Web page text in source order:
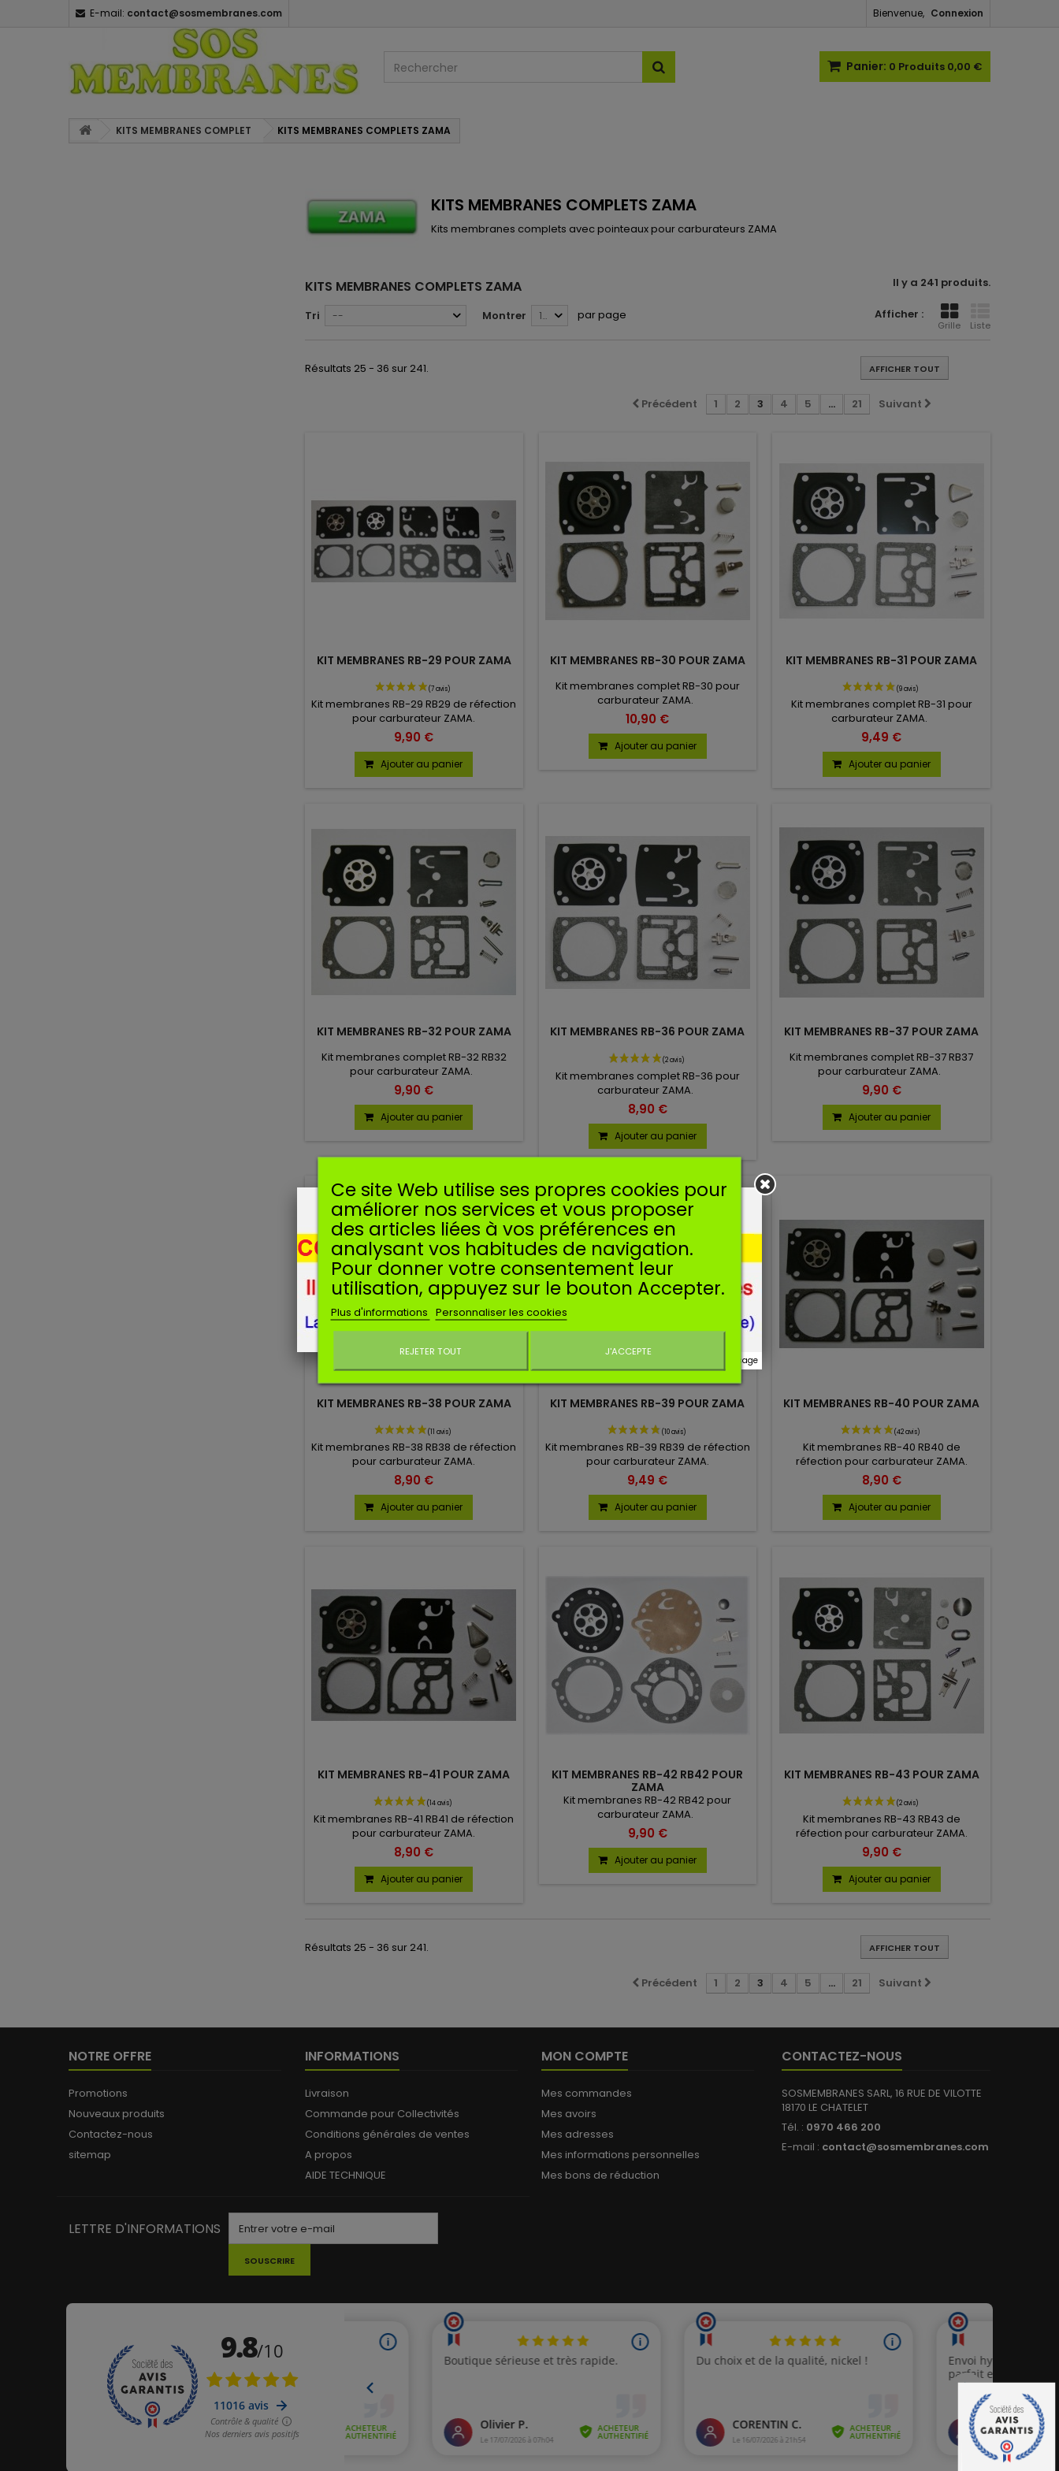
Bienvenue, Connexion
E-mail: contact@sosmembranes.com
Panier: 0 Produits 0,00 €
KITS MEMBRANES COMPLET KITS MEMBRANES COMPLETS ZAMA
KITS MEMBRANES COMPLETS ZAMA
Kits membranes complets avec pointeaux pour carburateurs ZAMA
KITS MEMBRANES COMPLETS ZAMA Il y a 241 produits.
Afficher :
Grille Liste
Tri -- Montrer 12 par page
AFFICHER TOUT
Précédent 1 2 3 4 5 ... 21 Suivant
Résultats 25 - 36 sur 241.
KIT MEMBRANES RB-29 POUR ZAMA
Kit membranes RB-29 RB29 de réfection
pour carburateur ZAMA.
9,90 €
Ajouter au panier
KIT MEMBRANES RB-30 POUR ZAMA
Kit membranes complet RB-30 pour
carburateur ZAMA.
10,90 €
Ajouter au panier
KIT MEMBRANES RB-31 POUR ZAMA
Kit membranes complet RB-31 pour
carburateur ZAMA.
9,49 €
Ajouter au panier
KIT MEMBRANES RB-32 POUR ZAMA
Kit membranes complet RB-32 RB32
pour carburateur ZAMA.
9,90 €
Ajouter au panier
KIT MEMBRANES RB-36 POUR ZAMA
Kit membranes complet RB-36 pour
carburateur ZAMA.
8,90 €
Ajouter au panier
KIT MEMBRANES RB-37 POUR ZAMA
Kit membranes complet RB-37 RB37
pour carburateur ZAMA.
9,90 €
Ajouter au panier
KIT MEMBRANES RB-38 POUR ZAMA
(11 avis)
Kit membranes RB-38 RB38 de réfection
pour carburateur ZAMA.
8,90 €
Ajouter au panier
KIT MEMBRANES RB-39 POUR ZAMA
Kit membranes RB-39 RB39 de réfection
pour carburateur ZAMA.
9,49 €
Ajouter au panier
KIT MEMBRANES RB-40 POUR ZAMA
Kit membranes RB-40 RB40 de
réfection pour carburateur ZAMA.
8,90 €
Ajouter au panier
KIT MEMBRANES RB-41 POUR ZAMA
Kit membranes RB-41 RB41 de réfection
pour carburateur ZAMA.
8,90 €
Ajouter au panier
KIT MEMBRANES RB-42 RB42 POUR
ZAMA
Kit membranes RB-42 RB42 pour
carburateur ZAMA.
9,90 €
Ajouter au panier
KIT MEMBRANES RB-43 POUR ZAMA
Kit membranes RB-43 RB43 de
réfection pour carburateur ZAMA.
9,90 €
Ajouter au panier
AFFICHER TOUT
Précédent 1 2 3 4 5 ... 21 Suivant
Résultats 25 - 36 sur 241.
NOTRE OFFRE
Promotions
Nouveaux produits
Contactez-nous
sitemap
INFORMATIONS
Livraison
Commande pour Collectivités
Conditions générales de ventes
A propos
AIDE TECHNIQUE
MON COMPTE
Mes commandes
Mes avoirs
Mes adresses
Mes informations personnelles
Mes bons de réduction
CONTACTEZ-NOUS
SOSMEMBRANES SARL, 16 RUE DE VILOTTE
18170 LE CHATELET
Tél. : 0970 466 200
E-mail : contact@sosmembranes.com
LETTRE D'INFORMATIONS
SOUSCRIRE
Ce site Web utilise ses propres cookies pour
améliorer nos services et vous proposer
des articles liées à vos préférences en
analysant vos habitudes de navigation.
Pour donner votre consentement leur
utilisation, appuyez sur le bouton Accepter.
Plus d'informations Personnaliser les cookies
REJETER TOUT J'ACCEPTE
Ne plus afficher ce message